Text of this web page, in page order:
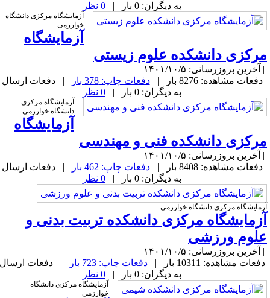
به دیگران: 0 بار |
آزمایشگاه مرکزی دانشگاه
خوارزمی
آزمایشگاه
دانشکده علوم زیستی
بروزرسانی: ۱۴۰۱/۱۰/۵ |
دفعات مشاهده: 8276 بار |
دفعات چاپ: 378 بار
| دفعات ارسال
به دیگران: 0 بار |
آزمایشگاه مرکزی
دانشگاه خوارزمی
آزمایشگاه
دانشکده فنی و مهندسی
بروزرسانی: ۱۴۰۱/۱۰/۵ |
دفعات مشاهده: 8408 بار |
دفعات چاپ: 462 بار
| دفعات ارسال
به دیگران: 0 بار |
مرکزی دانشگاه خوارزمی
مرکزی دانشکده تربیت بدنی و
ورزشی
بروزرسانی: ۱۴۰۱/۱۰/۵ |
مشاهده: 10311 بار |
دفعات چاپ: 723 بار
| دفعات ارسال
به دیگران: 0 بار |
آزمایشگاه مرکزی دانشگاه
خوارزمی